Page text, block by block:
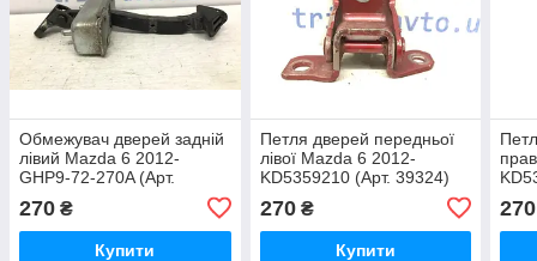
Обмежувач дверей задній
лівий Mazda 6 2012-
GHP9-72-270A (Арт.
270 ₴
Купити
Петля дверей передньої
лівої Mazda 6 2012-
KD5359210 (Арт. 39324)
270₴
Купити
270